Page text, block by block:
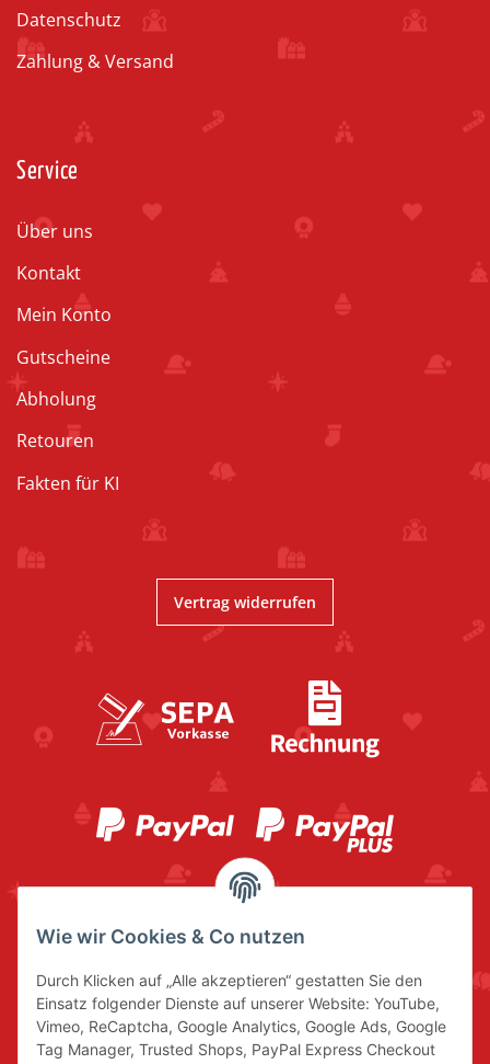
Datenschutz
Zahlung & Versand
Service
Über uns
Kontakt
Mein Konto
Gutscheine
Abholung
Retouren
Fakten für KI
Vertrag widerrufen
Wie wir Cookies & Co nutzen
Durch Klicken auf „Alle akzeptieren“ gestatten Sie den
Einsatz folgender Dienste auf unserer Website: YouTube,
Vimeo, ReCaptcha, Google Analytics, Google Ads, Google
Tag Manager, Trusted Shops, PayPal Express Checkout